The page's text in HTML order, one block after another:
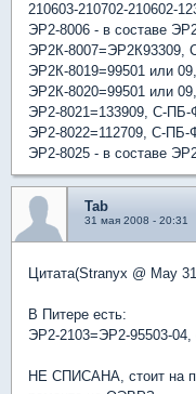
210603-210702-210602-
ЭР2-8006 - в составе
ЭР2К-8007=ЭР2К93309,
ЭР2К-8019=99501 или
ЭР2К-8020=99501 или
ЭР2-8021=133909, С-ПБ-
ЭР2-8022=112709, С-ПБ-
ЭР2-8025 - в составе
Tab
31 мая 2008 - 20:31
Цитата(Stranyx @ May
В Питере есть:
ЭР2-2103=ЭР2-95503-
НЕ СПИСАНА, стоит на